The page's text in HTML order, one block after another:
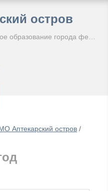
остров
Аптекарский остров /